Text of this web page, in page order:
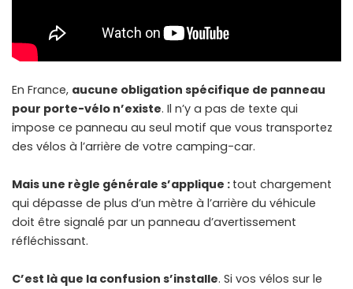
En France, aucune obligation spécifique de panneau
pour porte-vélo n’existe. Il n’y a pas de texte qui
impose ce panneau au seul motif que vous transportez
des vélos à l’arrière de votre camping-car.
Mais une règle générale s’applique : tout chargement
qui dépasse de plus d’un mètre à l’arrière du véhicule
doit être signalé par un panneau d’avertissement
réfléchissant.
C’est là que la confusion s’installe. Si vos vélos sur le